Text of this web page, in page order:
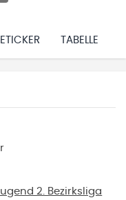
TABELLE
2. Bezirksliga